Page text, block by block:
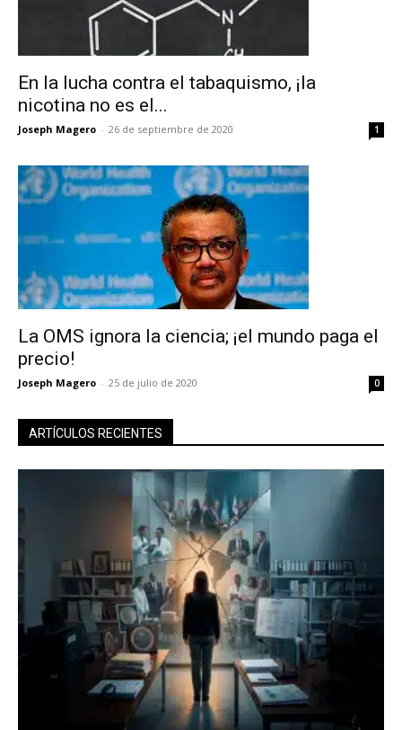
No te pierdas de las
últimas noticias
recibe todas las noticias del vapeo y la
reducción de daños en tu correo
Subscribe to our daily clipping and
receive all the news of vaping and
tobacco harm reduction in your email.
SUBSCRIBIRSE
En la lucha contra el tabaquismo, ¡la
nicotina no es el...
Joseph Magero - 26 de septiembre de 2020 1
La OMS ignora la ciencia; ¡el mundo paga el
precio!
Joseph Magero - 25 de julio de 2020 0
ARTÍCULOS RECIENTES